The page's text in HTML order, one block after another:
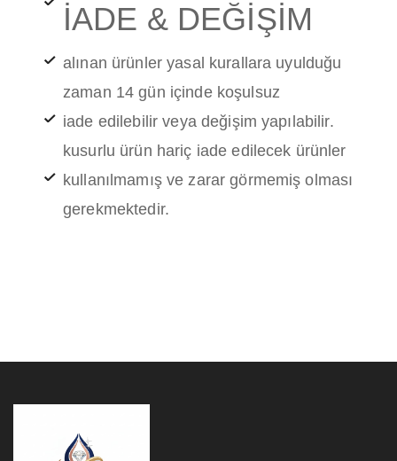
İADE & DEĞİŞİM
alınan ürünler yasal kurallara uyulduğu
zaman 14 gün içinde koşulsuz
iade edilebilir veya değişim yapılabilir.
kusurlu ürün hariç iade edilecek ürünler
kullanılmamış ve zarar görmemiş olması
gerekmektedir.